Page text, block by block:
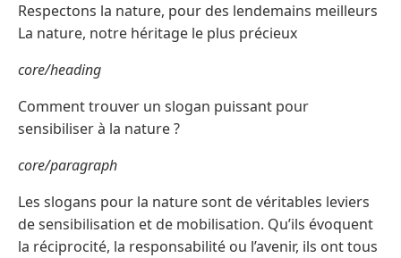
Respectons la nature, pour des lendemains meilleurs
La nature, notre héritage le plus précieux
core/heading
Comment trouver un slogan puissant pour
sensibiliser à la nature ?
core/paragraph
Les slogans pour la nature sont de véritables leviers
de sensibilisation et de mobilisation. Qu’ils évoquent
la réciprocité, la responsabilité ou l’avenir, ils ont tous